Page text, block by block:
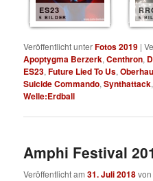
ES23
5 BILDER 5
Veröffentlicht unterFotos 2019 |
Apoptygma Berzerk,Centhron,
ES23,Future Lied To Us,
Suicide Commando,Synthattack
Welle:Erdball
Amphi Festival
Veröffentlicht am31. Juli 2018